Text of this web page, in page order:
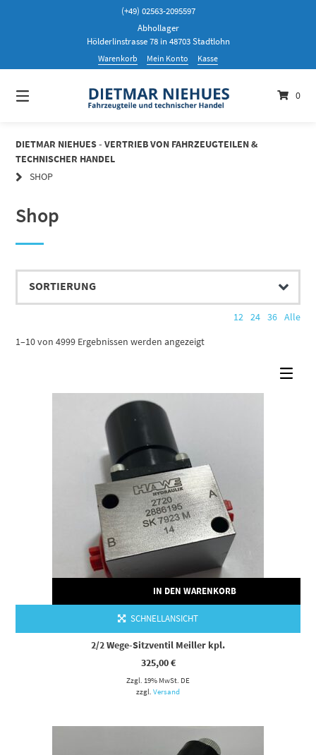
(+49) 02563-2095597
Abhollager
Hölderlinstrasse 78 in 48703 Stadtlohn
Warenkorb Mein Konto Kasse
0
DIETMAR NIEHUES - VERTRIEB VON FAHRZEUGTEILEN &
TECHNISCHER HANDEL
SHOP
Shop
1–10 von 4999 Ergebnissen werden angezeigt
12 24 36 Alle
IN DEN WARENKORB
SCHNELLANSICHT
2/2 Wege-Sitzventil Meiller kpl.
325,00€
Zzgl. 19% MwSt. DE
zzgl. Versand